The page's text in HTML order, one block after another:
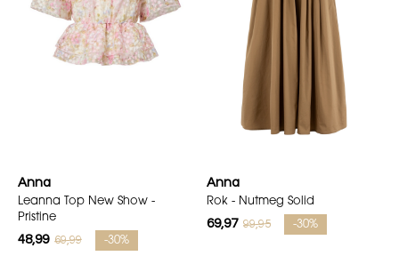
Anna
Leanna Top New Show -
Pristine
48,99 69,99 -30%
Anna
Rok - Nutmeg Solid
69,97 99,95 -30%